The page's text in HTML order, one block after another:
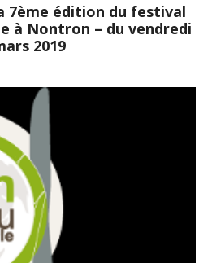
7ème édition du festival
à Nontron – du vendredi
2019